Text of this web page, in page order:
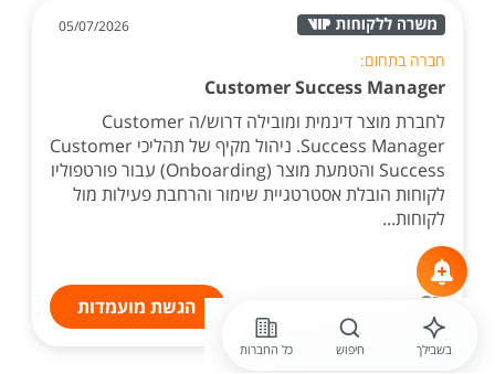
05/07/2026
חברה בתחום:
Customer Success Manager
לחברת מוצר דינמית ומובילה דרוש/ה Customer
Success Manager. ניהול מקיף של תהליכי Customer
Success והטמעת מוצר (Onboarding) עבור פורטפוליו
לקוחות הובלת אסטרטגיית שימור והרחבת פעילות מול
לקוחות...
הגשת מועמדות
בשבילך חיפוש כל החברות